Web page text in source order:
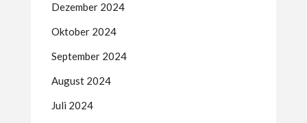
Dezember 2024
Oktober 2024
September 2024
August 2024
Juli 2024